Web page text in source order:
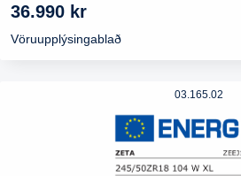
36.990 kr
Vöruupplýsingablað
03.165.02